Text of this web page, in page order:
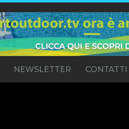
NEWSLETTER CONTATTI